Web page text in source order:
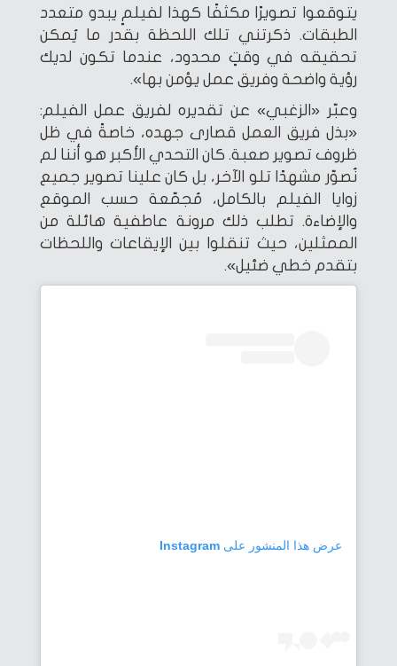
يتوقعوا تصويرًا مكثفًا كهذا لفيلمٍ يبدو متعدد
الطبقات. ذكرتني تلك اللحظة بقدر ما يُمكن
تحقيقه في وقتٍ محدود، عندما تكون لديك
رؤية واضحة وفريق عمل يؤمن بها».
وعبّر «الزغبي» عن تقديره لفريق عمل الفيلم:
«بذل فريق العمل قصارى جهده، خاصةً في ظل
ظروف تصوير صعبة. كان التحدي الأكبر هو أننا لم
نُصوّر مشهدًا تلو الآخر، بل كان علينا تصوير جميع
زوايا الفيلم بالكامل، مُجمّعة حسب الموقع
والإضاءة. تطلب ذلك مرونة عاطفية هائلة من
الممثلين، حيث تنقلوا بين الإيقاعات واللحظات
بتقدم خطي ضئيل».
عرض هذا المنشور على Instagram